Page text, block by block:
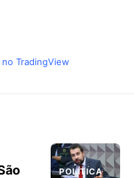
TradingView
POLÍTICA